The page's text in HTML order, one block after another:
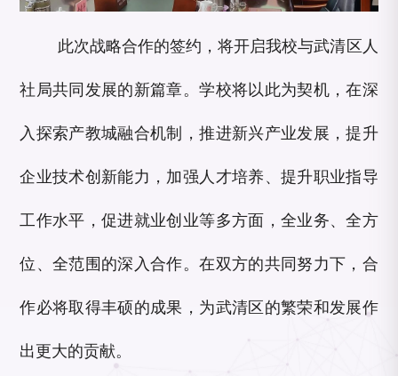
此次战略合作的签约，将开启我校与武清区人
社局共同发展的新篇章。学校将以此为契机，在深
入探索产教城融合机制，推进新兴产业发展，提升
企业技术创新能力，加强人才培养、提升职业指导
工作水平，促进就业创业等多方面，全业务、全方
位、全范围的深入合作。在双方的共同努力下，合
作必将取得丰硕的成果，为武清区的繁荣和发展作
出更大的贡献。